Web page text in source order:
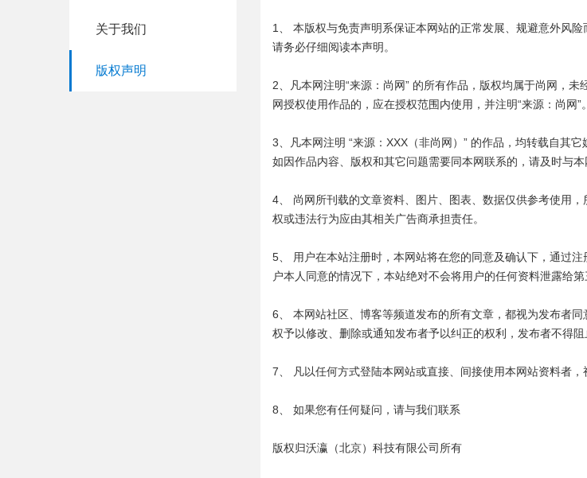
关于我们
版权声明
1、 本版权与免责声明系保证本网站的正常发展、规避意外风
请务必仔细阅读本声明。
2、凡本网注明“来源：尚网” 的所有作品，版权均属于尚网，
网授权使用作品的，应在授权范围内使用，并注明“来源：尚网
3、凡本网注明 “来源：XXX（非尚网）” 的作品，均转载自其
如因作品内容、版权和其它问题需要同本网联系的，请及时与
4、 尚网所刊载的文章资料、图片、图表、数据仅供参考使用
权或违法行为应由其相关广告商承担责任。
5、 用户在本站注册时，本网站将在您的同意及确认下，通过
户本人同意的情况下，本站绝对不会将用户的任何资料泄露给
6、 本网站社区、博客等频道发布的所有文章，都视为发布者
权予以修改、删除或通知发布者予以纠正的权利，发布者不得阻
7、 凡以任何方式登陆本网站或直接、间接使用本网站资料者，
8、 如果您有任何疑问，请与我们联系
版权归沃瀛（北京）科技有限公司所有